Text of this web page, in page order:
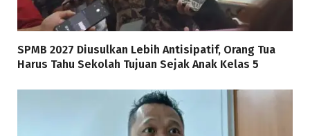
SPMB 2027 Diusulkan Lebih Antisipatif, Orang Tua
Harus Tahu Sekolah Tujuan Sejak Anak Kelas 5